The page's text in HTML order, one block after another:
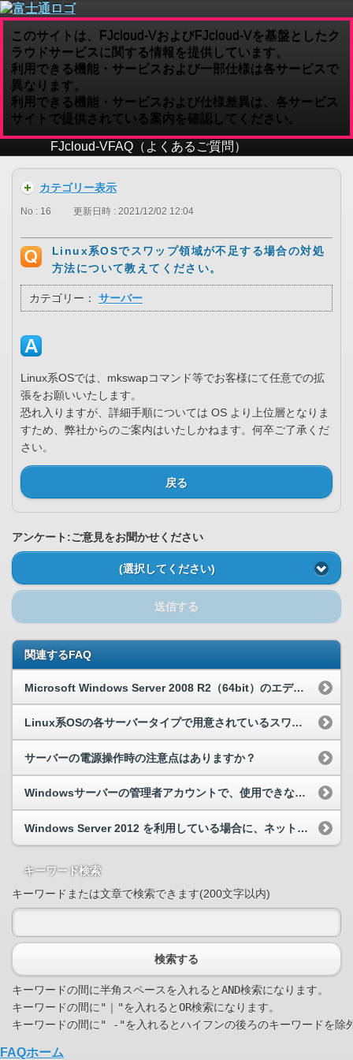
このサイトは、FJcloud-VおよびFJcloud-Vを基盤としたク
ラウドサービスに関する情報を提供しています。
利用できる機能・サービスおよび一部仕様は各サービスで
異なります。
利用できる機能・サービスおよび仕様差異は、各サービス
サイトで提供されている案内を確認してください。
FJcloud-VFAQ（よくあるご質問）
カテゴリー表示
No : 16 更新日時 : 2021/12/02 12:04
Linux系OSでスワップ領域が不足する場合の対処
方法について教えてください。
カテゴリー： サーバー
Linux系OSでは、mkswapコマンド等でお客様にて任意での拡
張をお願いいたします。
恐れ入りますが、詳細手順については OS より上位層となりま
すため、弊社からのご案内はいたしかねます。何卒ご了承くだ
さい。
戻る
アンケート:ご意見をお聞かせください
(選択してください)
送信する
関連するFAQ
Microsoft Windows Server 2008 R2（64bit）のエディション、サービスパック適用状況は？
Linux系OSの各サーバータイプで用意されているスワップ領域のサイズについて教えてください。
サーバーの電源操作時の注意点はありますか？
Windowsサーバーの管理者アカウントで、使用できないアカウント名はありますか。
Windows Server 2012 を利用している場合に、ネットワークが不安定になる。
キーワード検索
キーワードまたは文章で検索できます(200文字以内)
検索する
キーワードの間に半角スペースを入れるとAND検索になります。
キーワードの間に"｜"を入れるとOR検索になります。
FAQホーム